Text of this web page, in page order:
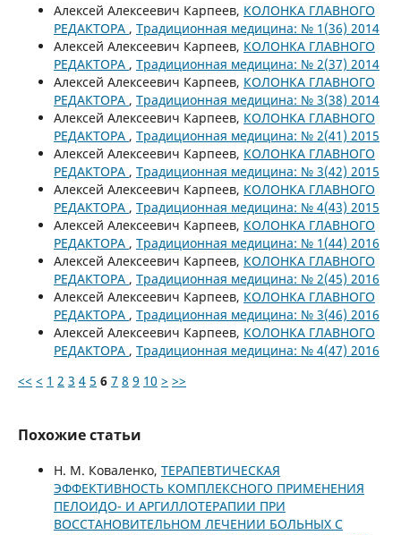
Алексей Алексеевич Карпеев, КОЛОНКА ГЛАВНОГО
РЕДАКТОРА , Традиционная медицина: № 1(36) 2014
Алексей Алексеевич Карпеев, КОЛОНКА ГЛАВНОГО
РЕДАКТОРА , Традиционная медицина: № 2(37) 2014
Алексей Алексеевич Карпеев, КОЛОНКА ГЛАВНОГО
РЕДАКТОРА , Традиционная медицина: № 3(38) 2014
Алексей Алексеевич Карпеев, КОЛОНКА ГЛАВНОГО
РЕДАКТОРА , Традиционная медицина: № 2(41) 2015
Алексей Алексеевич Карпеев, КОЛОНКА ГЛАВНОГО
РЕДАКТОРА , Традиционная медицина: № 3(42) 2015
Алексей Алексеевич Карпеев, КОЛОНКА ГЛАВНОГО
РЕДАКТОРА , Традиционная медицина: № 4(43) 2015
Алексей Алексеевич Карпеев, КОЛОНКА ГЛАВНОГО
РЕДАКТОРА , Традиционная медицина: № 1(44) 2016
Алексей Алексеевич Карпеев, КОЛОНКА ГЛАВНОГО
РЕДАКТОРА , Традиционная медицина: № 2(45) 2016
Алексей Алексеевич Карпеев, КОЛОНКА ГЛАВНОГО
РЕДАКТОРА , Традиционная медицина: № 3(46) 2016
Алексей Алексеевич Карпеев, КОЛОНКА ГЛАВНОГО
РЕДАКТОРА , Традиционная медицина: № 4(47) 2016
<< < 1 2 3 4 5 6 7 8 9 10 > >>
Похожие статьи
Н. М. Коваленко, ТЕРАПЕВТИЧЕСКАЯ
ЭФФЕКТИВНОСТЬ КОМПЛЕКСНОГО ПРИМЕНЕНИЯ
ПЕЛОИДО- И АРГИЛЛОТЕРАПИИ ПРИ
ВОССТАНОВИТЕЛЬНОМ ЛЕЧЕНИИ БОЛЬНЫХ С